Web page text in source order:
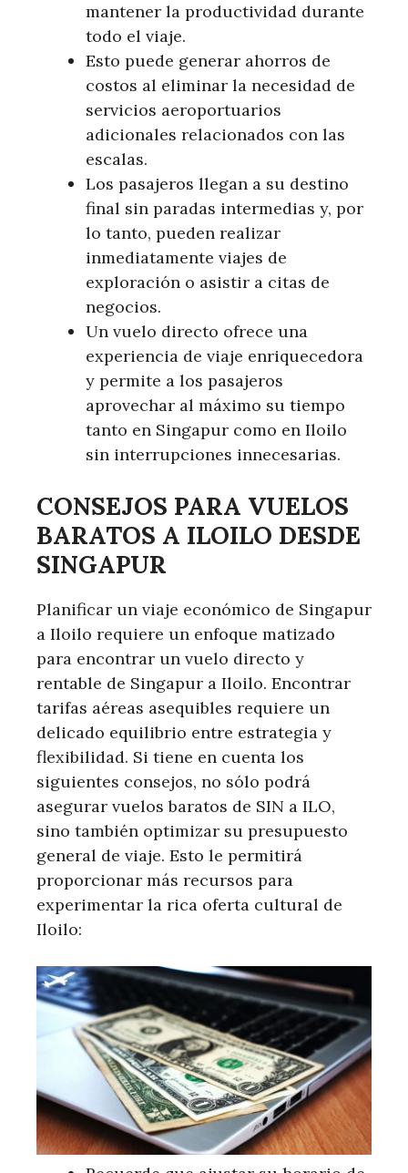
mantener la productividad durante
todo el viaje.
Esto puede generar ahorros de
costos al eliminar la necesidad de
servicios aeroportuarios
adicionales relacionados con las
escalas.
Los pasajeros llegan a su destino
final sin paradas intermedias y, por
lo tanto, pueden realizar
inmediatamente viajes de
exploración o asistir a citas de
negocios.
Un vuelo directo ofrece una
experiencia de viaje enriquecedora
y permite a los pasajeros
aprovechar al máximo su tiempo
tanto en Singapur como en Iloilo
sin interrupciones innecesarias.
CONSEJOS PARA VUELOS
BARATOS A ILOILO DESDE
SINGAPUR
Planificar un viaje económico de Singapur
a Iloilo requiere un enfoque matizado
para encontrar un vuelo directo y
rentable de Singapur a Iloilo. Encontrar
tarifas aéreas asequibles requiere un
delicado equilibrio entre estrategia y
flexibilidad. Si tiene en cuenta los
siguientes consejos, no sólo podrá
asegurar vuelos baratos de SIN a ILO,
sino también optimizar su presupuesto
general de viaje. Esto le permitirá
proporcionar más recursos para
experimentar la rica oferta cultural de
Iloilo: